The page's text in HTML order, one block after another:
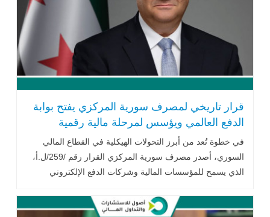
قرار تاريخي لمصرف سورية المركزي يفتح بوابة
الدفع العالمي ويؤسس لمرحلة مالية رقمية
متقدمة
في خطوة تُعد من أبرز التحولات الهيكلية في القطاع المالي
السوري، أصدر مصرف سورية المركزي القرار رقم /259/ل.أ،
الذي يسمح للمؤسسات المالية وشركات الدفع الإلكتروني